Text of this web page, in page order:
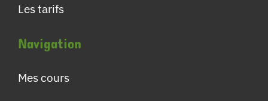
Les tarifs
Navigation
Mes cours